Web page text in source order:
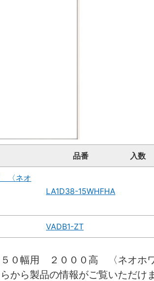
品番 入数
〈ネオ
LA1D38-15WHFHA
VADB1-ZT
０幅用 ２０００高 〈ネオホ
ら製品の情報がご覧いただけ